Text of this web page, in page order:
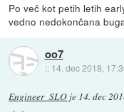
Po več kot petih letih
vedno nedokončana
oo7
:: 14. dec 2018,
Engineer_SLO je 14. dec